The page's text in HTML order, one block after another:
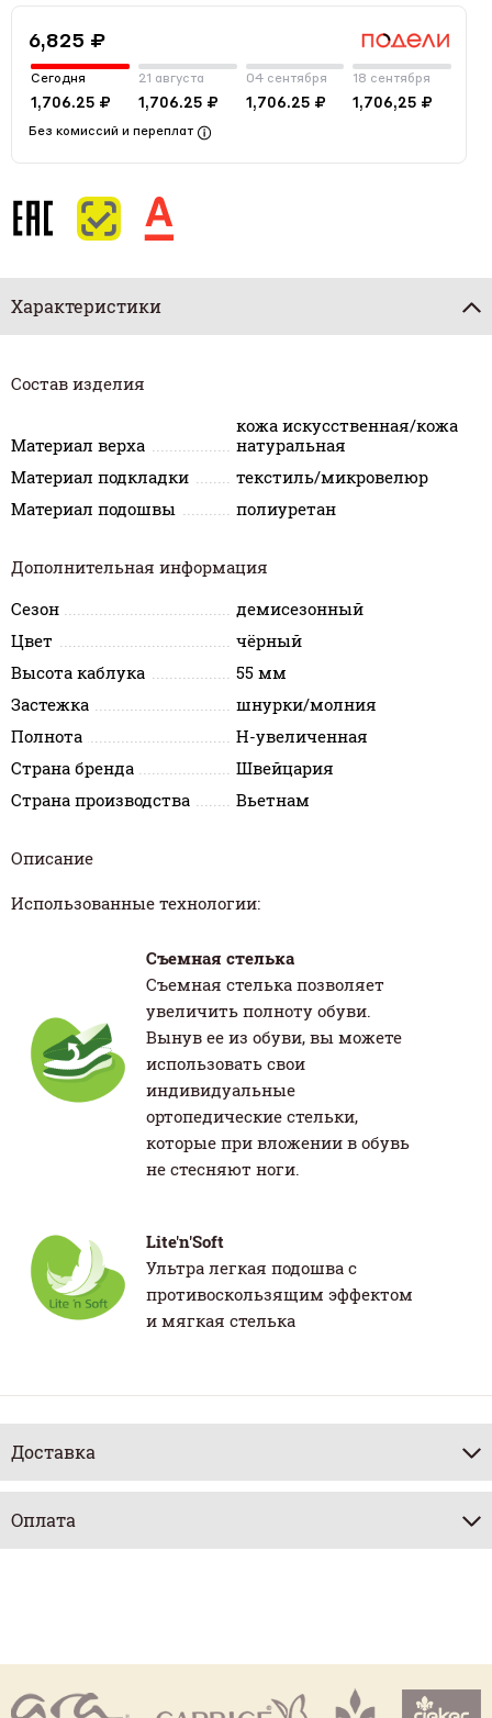
6,825 ₽
Сегодня
1,706.25 ₽
21 августа
1,706.25 ₽
04 сентября
1,706.25 ₽
18 сентября
1,706,25 ₽
Без комиссий и переплат
Характеристики
Состав изделия
Материал верха
кожа искусственная/кожа
натуральная
Материал подкладки
текстиль/микровелюр
Материал подошвы
полиуретан
Дополнительная информация
Сезон
демисезонный
Цвет
чёрный
Высота каблука
55 мм
Застежка
шнурки/молния
Полнота
H-увеличенная
Страна бренда
Швейцария
Страна производства
Вьетнам
Описание
Использованные технологии:
Съемная стелька
Съемная стелька позволяет
увеличить полноту обуви.
Вынув ее из обуви, вы можете
использовать свои
индивидуальные
ортопедические стельки,
которые при вложении в обувь
не стесняют ноги.
Lite'n'Soft
Ультра легкая подошва с
противоскользящим эффектом
и мягкая стелька
Доставка
Оплата